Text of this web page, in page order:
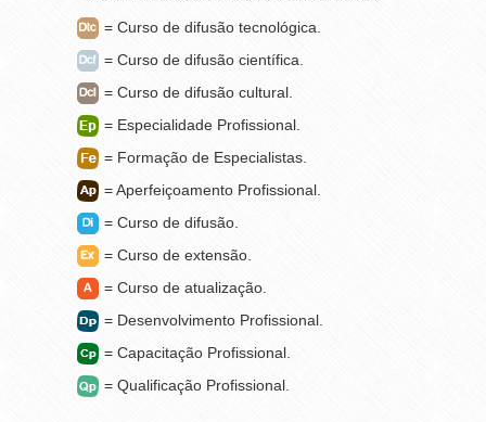
= Curso de difusão tecnológica.
= Curso de difusão científica.
= Curso de difusão cultural.
= Especialidade Profissional.
= Formação de Especialistas.
= Aperfeiçoamento Profissional.
= Curso de difusão.
= Curso de extensão.
= Curso de atualização.
= Desenvolvimento Profissional.
= Capacitação Profissional.
= Qualificação Profissional.